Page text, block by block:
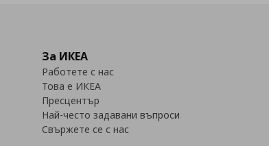
За ИКЕА
Работете с нас
Това е ИКЕА
Пресцентър
Най-често задавани въпроси
Свържете се с нас